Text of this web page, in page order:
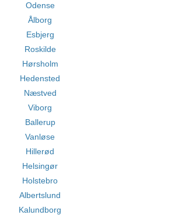
Odense
Ålborg
Esbjerg
Roskilde
Hørsholm
Hedensted
Næstved
Viborg
Ballerup
Vanløse
Hillerød
Helsingør
Holstebro
Albertslund
Kalundborg